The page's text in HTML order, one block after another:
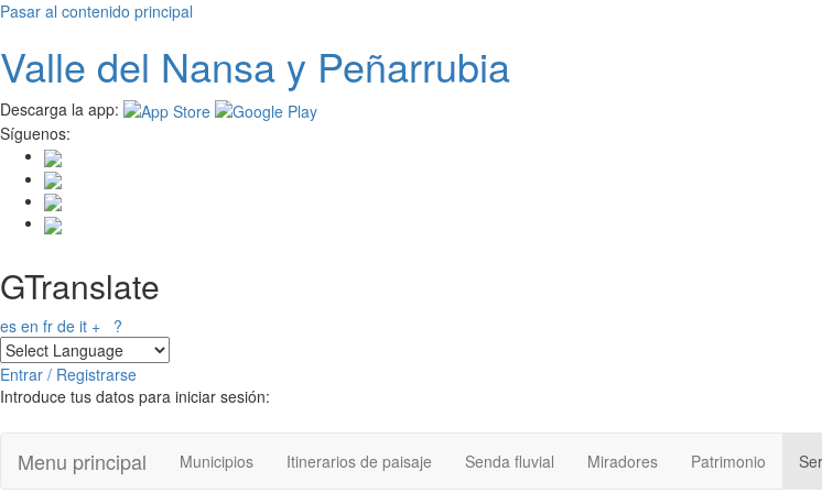
Pasar al contenido principal
Valle del Nansay Peñarrubia
Descarga la app:
Síguenos:
GTranslate
es en fr de it + ?
Entrar / Registrarse
Introduce tus datos para iniciar sesión:
Menu principal Municipios Itinerarios de paisaje Senda fluvial Miradores Patrimonio